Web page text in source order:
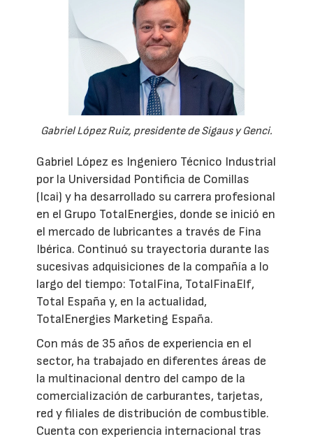
Gabriel López Ruiz, presidente de Sigaus y Genci.
Gabriel López es Ingeniero Técnico Industrial
por la Universidad Pontificia de Comillas
(Icai) y ha desarrollado su carrera profesional
en el Grupo TotalEnergies, donde se inició en
el mercado de lubricantes a través de Fina
Ibérica. Continuó su trayectoria durante las
sucesivas adquisiciones de la compañía a lo
largo del tiempo: TotalFina, TotalFinaElf,
Total España y, en la actualidad,
TotalEnergies Marketing España.
Con más de 35 años de experiencia en el
sector, ha trabajado en diferentes áreas de
la multinacional dentro del campo de la
comercialización de carburantes, tarjetas,
red y filiales de distribución de combustible.
Cuenta con experiencia internacional tras